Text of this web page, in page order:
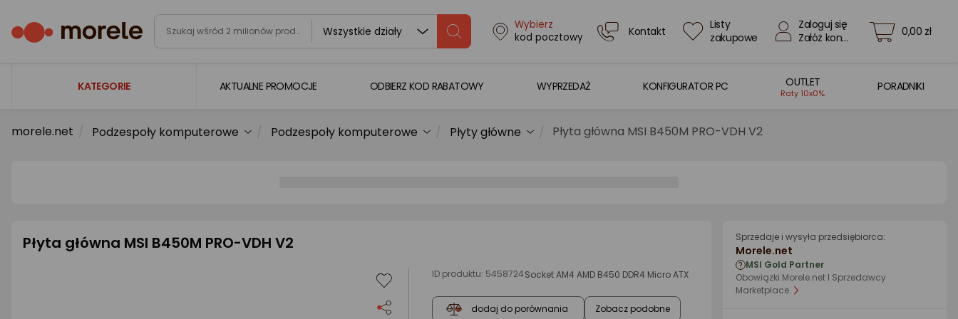
Wszystkie działy
Wybierz
kod pocztowy
Kontakt
Listy
zakupowe
Zaloguj się
Załóż konto
0,00 zł
KATEGORIE
Laptopy
Smartfony i smartwatche
AKTUALNE PROMOCJE ODBIERZ KOD RABATOWY WYPRZEDAŻ KONFIGURATOR PC OUTLET
Raty 10x0%
PORADNIKI
morele.net Podzespoły komputerowe Podzespoły komputerowe Płyty główne Płyta główna MSI B450M PRO-VDH V2
Płyta główna MSI B450M PRO-VDH V2
ID produktu: 5458724Socket AM4 AMD B450 DDR4 Micro ATX
dodaj do porównania Zobacz podobne
Sprzedaje i wysyła przedsiębiorca:
Morele.net
MSI Gold Partner
Obowiązki Morele.net I Sprzedawcy
Marketplace.